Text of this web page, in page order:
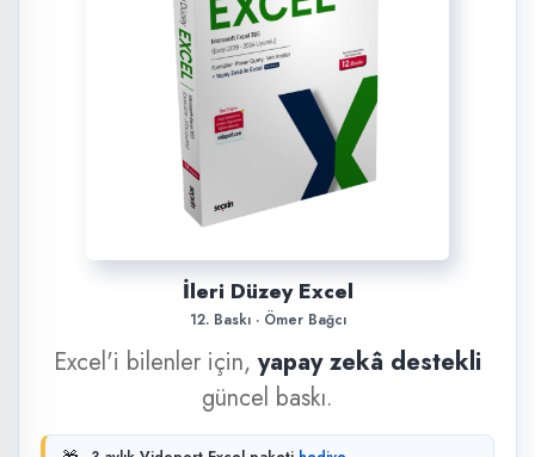
İleri Düzey Excel
12. Baskı · Ömer Bağcı
Excel'i bilenler için, yapay zekâ destekli
güncel baskı.